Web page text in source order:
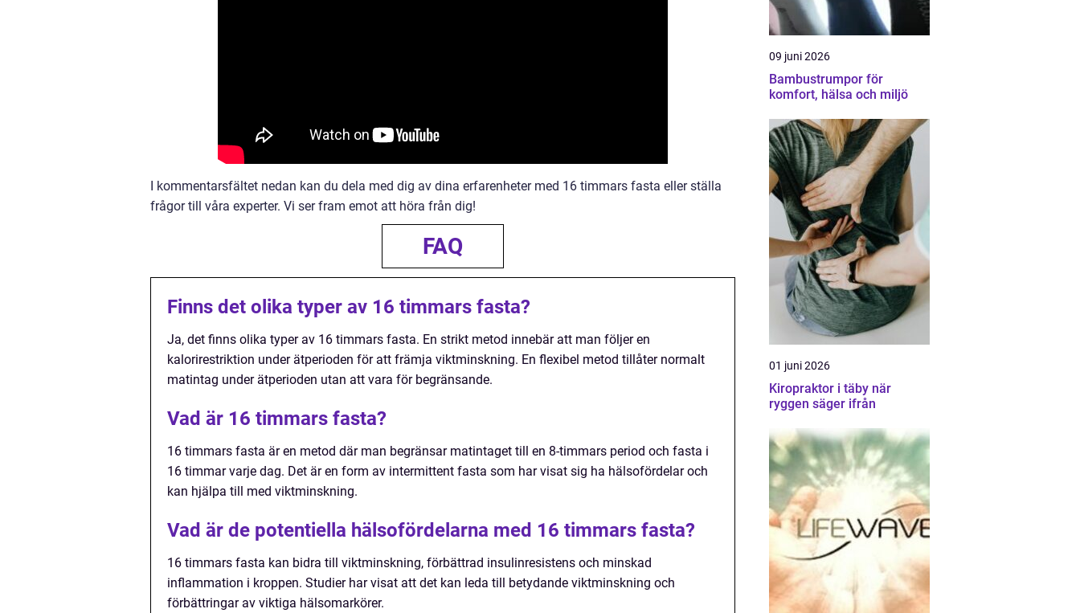
I kommentarsfältet nedan kan du dela med dig av dina erfarenheter med 16 timmars fasta eller ställa
frågor till våra experter. Vi ser fram emot att höra från dig!
FAQ
Finns det olika typer av 16 timmars fasta?
Ja, det finns olika typer av 16 timmars fasta. En strikt metod innebär att man följer en
kalorirestriktion under ätperioden för att främja viktminskning. En flexibel metod tillåter normalt
matintag under ätperioden utan att vara för begränsande.
Vad är 16 timmars fasta?
16 timmars fasta är en metod där man begränsar matintaget till en 8-timmars period och fasta i
16 timmar varje dag. Det är en form av intermittent fasta som har visat sig ha hälsofördelar och
kan hjälpa till med viktminskning.
Vad är de potentiella hälsofördelarna med 16 timmars fasta?
16 timmars fasta kan bidra till viktminskning, förbättrad insulinresistens och minskad
inflammation i kroppen. Studier har visat att det kan leda till betydande viktminskning och
förbättringar av viktiga hälsomarkörer.
09 juni 2026
Bambustrumpor för
komfort, hälsa och miljö
01 juni 2026
Kiropraktor i täby när
ryggen säger ifrån